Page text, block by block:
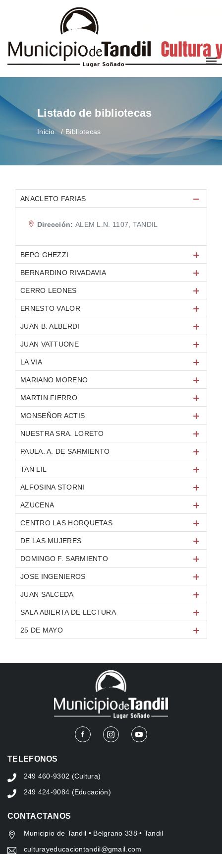
Listado de bibliotecas
Inicio Bibliotecas
ANACLETO FARIAS
Dirección: ALEM L.N. 1107, TANDIL
BEPO GHEZZI
BERNARDINO RIVADAVIA
CERRO LEONES
ERNESTO VALOR
JUAN B. ALBERDI
JUAN VATTUONE
LA VIA
MARIANO MORENO
MARTIN FIERRO
MONSEÑOR ACTIS
NUESTRA SRA. LORETO
PAULA. A. DE SARMIENTO
TAN LIL
ALFOSINA STORNI
AZUCENA
CENTRO LAS HORQUETAS
DE LAS MUJERES
DOMINGO F. SARMIENTO
JOSE INGENIEROS
JUAN SALCEDA
SALA ABIERTA DE LECTURA
25 DE MAYO
TELEFONOS
249 460-9302 (Cultura)
249 424-9084 (Educación)
CONTACTANOS
Municipio de Tandil • Belgrano 338 • Tandil
culturayeducaciontandil@gmail.com